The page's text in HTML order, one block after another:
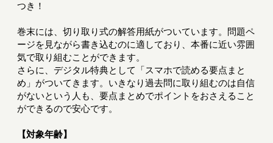
つき！
巻末には、切り取り式の解答用紙がついています。問題ペ
ージを見ながら書き込むのに適しており、本番に近い雰囲
気で取り組むことができます。
さらに、デジタル特典として「スマホで読める要点まと
め」がついてきます。いきなり過去問に取り組むのは自信
がないという人も、要点まとめでポイントをおさえること
ができるので安心です。
【対象年齢】